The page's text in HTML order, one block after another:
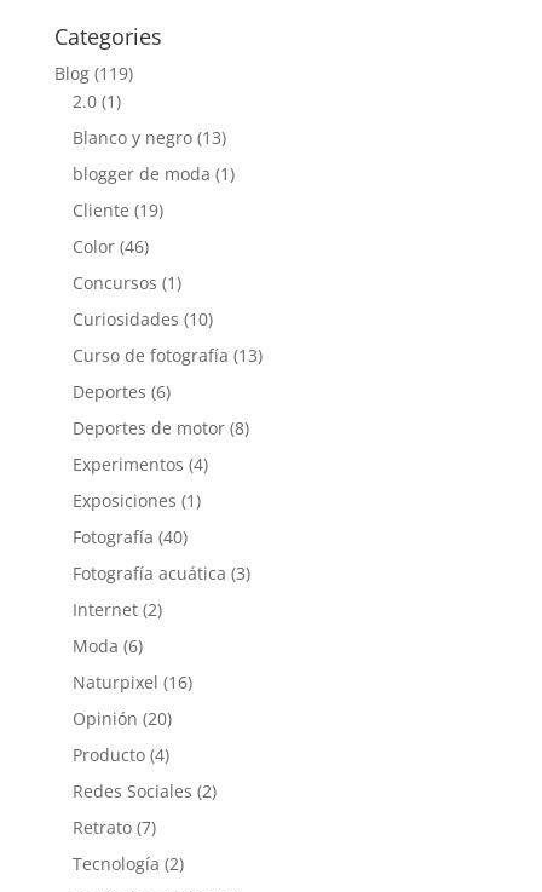
Categories
Blog(119)
2.0(1)
Blanco y negro(13)
blogger de moda (1)
Cliente (19)
Color(46)
Concursos (1)
Curiosidades (10)
Curso de fotografía (13)
Deportes (6)
Deportes de motor(8)
Experimentos (4)
Exposiciones (1)
Fotografía (40)
Fotografía acuática (3)
Internet(2)
Moda (6)
Naturpixel (16)
Opinión (20)
Producto(4)
Redes Sociales (2)
Retrato(7)
Tecnología (2)